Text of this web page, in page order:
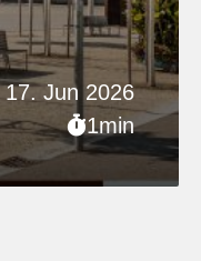
17. Jun 2026
1min